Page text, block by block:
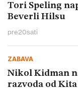
Tori Speling
Beverli Hilsu
pre20sati
ZABAVA
Nikol Kidman
razvoda od